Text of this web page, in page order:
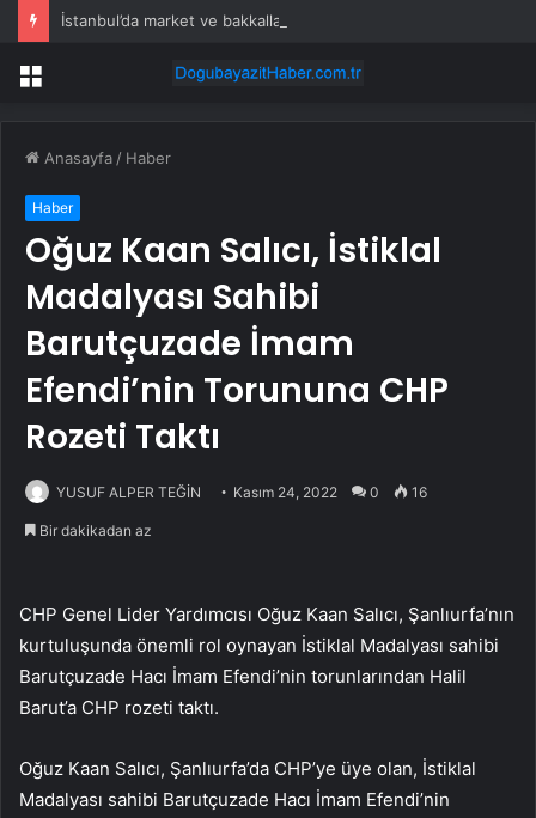
Menü
Anasayfa / Haber
Haber
Oğuz Kaan Salıcı, İstiklal
Madalyası Sahibi
Barutçuzade İmam
Efendi’nin Torununa CHP
Rozeti Taktı
YUSUF ALPER TEĞİN Kasım 24, 2022 0 16
Bir dakikadan az
CHP Genel Lider Yardımcısı Oğuz Kaan Salıcı, Şanlıurfa’nın
kurtuluşunda önemli rol oynayan İstiklal Madalyası sahibi
Barutçuzade Hacı İmam Efendi’nin torunlarından Halil
Barut’a CHP rozeti taktı.
Oğuz Kaan Salıcı, Şanlıurfa’da CHP’ye üye olan, İstiklal
Madalyası sahibi Barutçuzade Hacı İmam Efendi’nin